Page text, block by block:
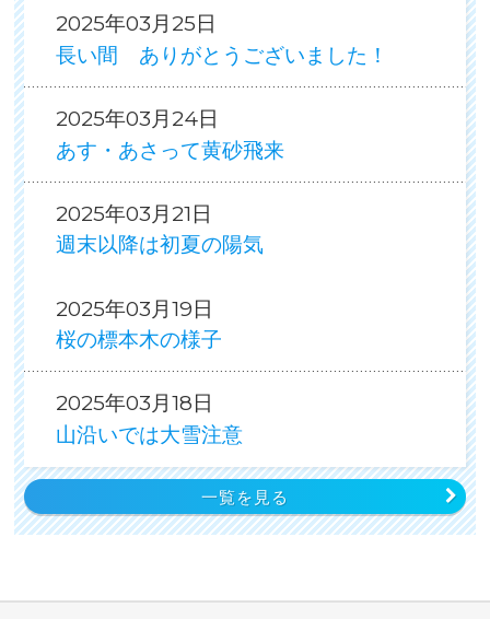
2025年03月25日
長い間 ありがとうございました！
2025年03月24日
あす・あさって黄砂飛来
2025年03月21日
週末以降は初夏の陽気
2025年03月19日
桜の標本木の様子
2025年03月18日
山沿いでは大雪注意
一覧を見る